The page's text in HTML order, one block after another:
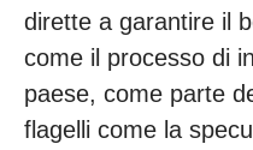
dirette a garantire il
come il processo di
paese, come parte
flagelli come la